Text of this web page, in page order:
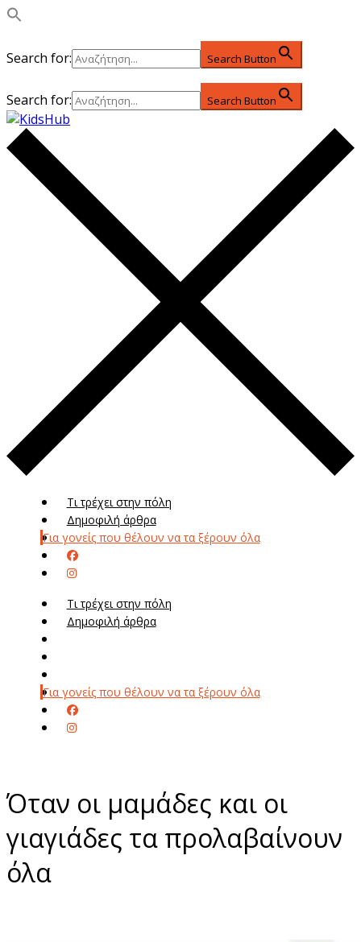
Search for: Search Button
Search for: Search Button
Τι τρέχει στην πόλη
Δημοφιλή άρθρα
Για γονείς που θέλουν να τα ξέρουν όλα
Τι τρέχει στην πόλη
Δημοφιλή άρθρα
Για γονείς που θέλουν να τα ξέρουν όλα
Όταν οι μαμάδες και οι
γιαγιάδες τα προλαβαίνουν
όλα